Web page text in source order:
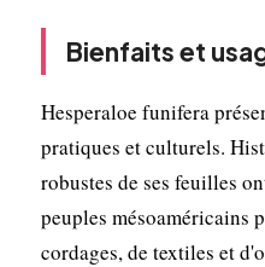
Bienfaits et
Hesperaloe funifera
pratiques et culturels.
robustes de ses feuilles
peuples mésoaméricains
cordages, de textiles et